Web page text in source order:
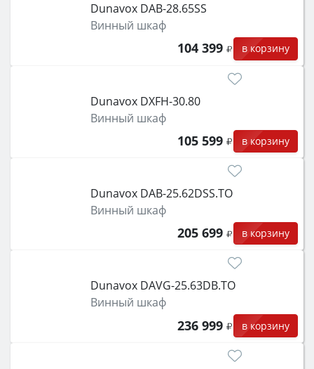
Dunavox DAB-28.65SS
Винный шкаф
104 399 в корзину
Dunavox DXFH-30.80
Винный шкаф
105 599 в корзину
Dunavox DAB-25.62DSS.TO
Винный шкаф
205 699 в корзину
Dunavox DAVG-25.63DB.TO
Винный шкаф
236 999 в корзину